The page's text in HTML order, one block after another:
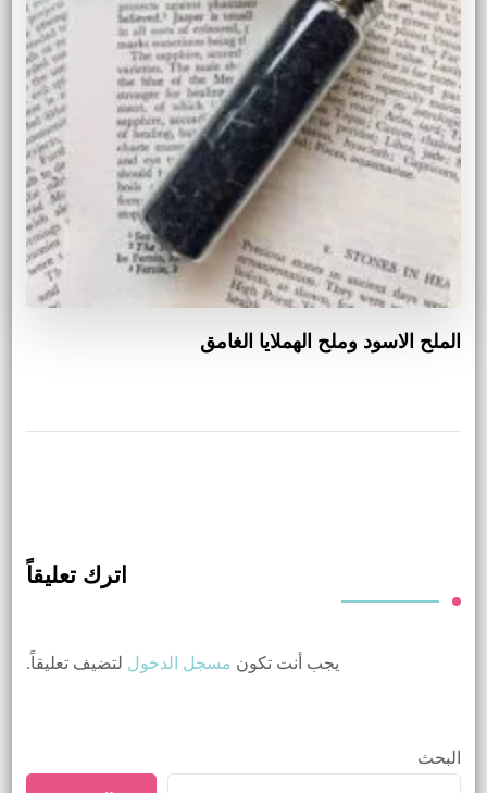
الملح الاسود وملح الهملايا الغامق
اترك تعليقاً
يجب أنت تكون مسجل الدخول لتضيف تعليقاً.
البحث